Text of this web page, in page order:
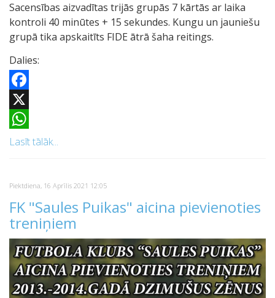
Sacensības aizvadītas trijās grupās 7 kārtās ar laika
kontroli 40 minūtes + 15 sekundes. Kungu un jauniešu
grupā tika apskaitīts FIDE ātrā šaha reitings.
Dalies:
Facebook
X
WhatsApp
Lasīt tālāk...
Piektdiena, 16 Aprīlis 2021 12:05
FK "Saules Puikas" aicina pievienoties
treniņiem